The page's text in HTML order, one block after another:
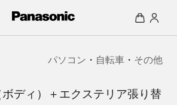
パソコン ・ 自転車 ・ その他
ディ）＋エクステリア張り替